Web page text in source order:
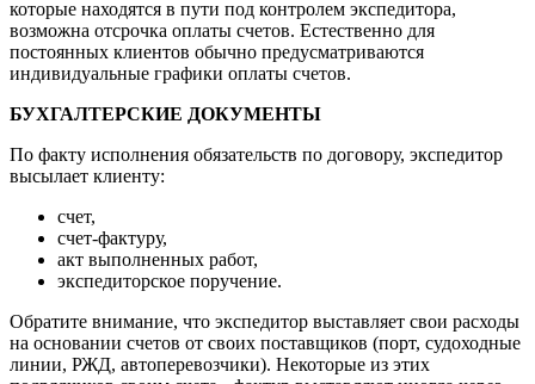
которые находятся в пути под контролем экспедитора,
возможна отсрочка оплаты счетов. Естественно для
постоянных клиентов обычно предусматриваются
индивидуальные графики оплаты счетов.
БУХГАЛТЕРСКИЕ ДОКУМЕНТЫ
По факту исполнения обязательств по договору, экспедитор
высылает клиенту:
счет,
счет-фактуру,
акт выполненных работ,
экспедиторское поручение.
Обратите внимание, что экспедитор выставляет свои расходы
на основании счетов от своих поставщиков (порт, судоходные
линии, РЖД, автоперевозчики). Некоторые из этих